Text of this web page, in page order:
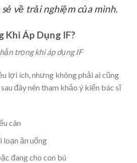
sẻ về trải nghiệm của mình.
Khi Áp Dụng IF?
trọng khi áp dụng IF
lợi ích, nhưng không phải ai cũng
đây nên tham khảo ý kiến bác sĩ
cân
ăn uống
đang cho con bú